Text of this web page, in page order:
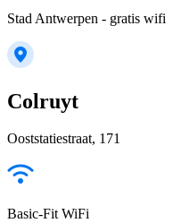
Stad Antwerpen - gratis wifi
Colruyt
Ooststatiestraat, 171
Basic-Fit WiFi